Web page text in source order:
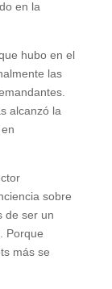
en la
hubo en el
las
alcanzó la
sobre
de ser un
Porque
más se